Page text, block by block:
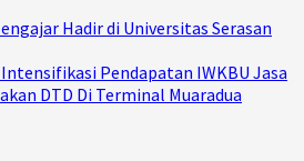
Hadir di Universitas Serasan
Pendapatan IWKBU Jasa
DTD Di Terminal Muaradua